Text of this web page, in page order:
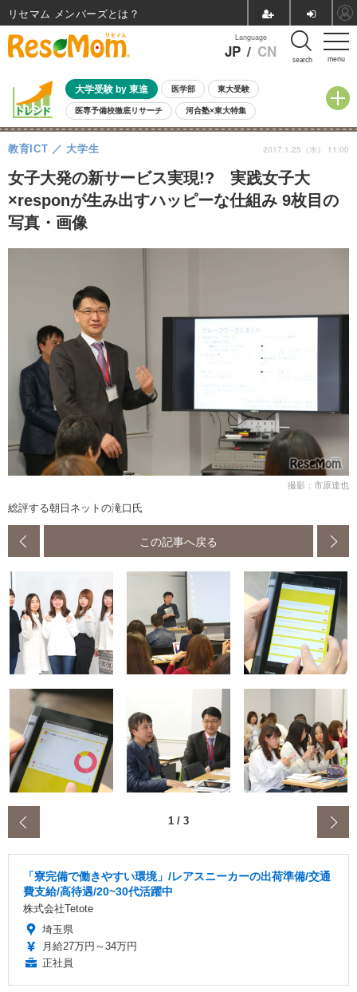
menu
Language
JP / CN search
大学受験 by 東進 医学部 東大受験
医専予備校徹底リサーチ 河合塾×東大特集
親子で考える大学選び 高校受験 中学受験 小学校受験
共通テスト 夏休み
8月開催イベント・WS 全国公立高校 過去問 人気記事
自由研究教材（小学生向け） 自由研究教材（中学生向け） ランキング
女子大発の新サービス実現!? 実践女子大
×responが生み出すハッピーな仕組み 9枚目の
写真・画像
教育ICT 大学生 2017.1.25（水） 11:00
撮影：市原達也
総評する朝日ネットの滝口氏
この記事へ戻る
1 / 3
「寮完備で働きやすい環境」/レアスニーカーの出荷準備/交通
費支給/高待遇/20~30代活躍中
株式会社Tetote
埼玉県
月給27万円～34万円
正社員
リセマム メンバーズ